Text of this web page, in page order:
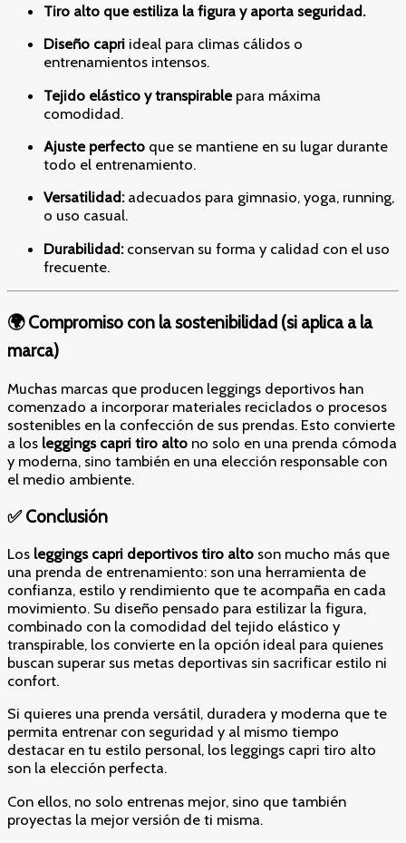
Tiro alto que estiliza la figura y aporta seguridad.
Diseño capri ideal para climas cálidos o
entrenamientos intensos.
Tejido elástico y transpirablepara máxima
comodidad.
Ajuste perfecto que se mantiene en su lugar durante
todo el entrenamiento.
Versatilidad:adecuados para gimnasio, yoga, running,
o uso casual.
Durabilidad:conservan su forma y calidad con el uso
frecuente.
🌍 Compromiso con la sostenibilidad (si aplica a la
marca)
Muchas marcas que producen leggings deportivos han
comenzado a incorporar materiales reciclados o procesos
sostenibles en la confección de sus prendas. Esto convierte
a los leggings capri tiro alto no solo en una prenda cómoda
y moderna, sino también en una elección responsable con
el medio ambiente.
✅ Conclusión
Los leggings capri deportivos tiro alto son mucho más que
una prenda de entrenamiento: son una herramienta de
confianza, estilo y rendimiento que te acompaña en cada
movimiento. Su diseño pensado para estilizar la figura,
combinado con la comodidad del tejido elástico y
transpirable, los convierte en la opción ideal para quienes
buscan superar sus metas deportivas sin sacrificar estilo ni
confort.
Si quieres una prenda versátil, duradera y moderna que te
permita entrenar con seguridad y al mismo tiempo
destacar en tu estilo personal, los leggings capri tiro alto
son la elección perfecta.
Con ellos, no solo entrenas mejor, sino que también
proyectas la mejor versión de ti misma.